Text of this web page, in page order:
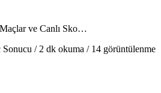
ve Canlı Sko…
Sonucu / 2 dk okuma / 14 görüntülenme